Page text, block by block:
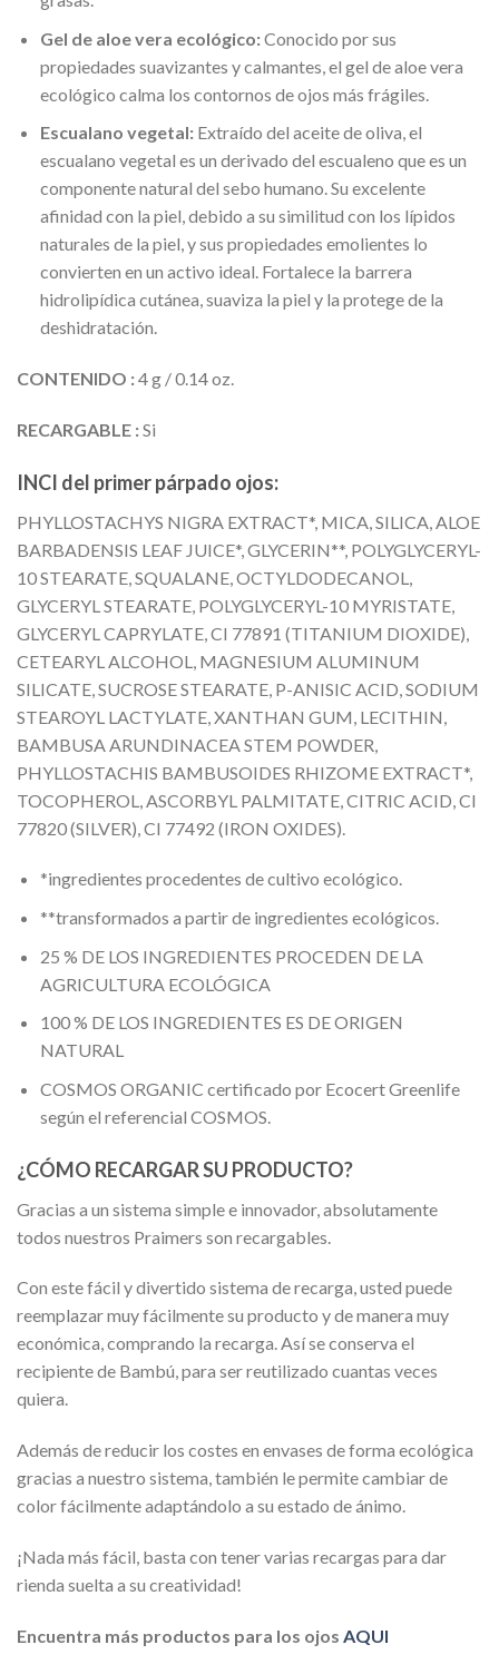
Gel de aloe vera ecológico:Conocido por sus
propiedades suavizantes y calmantes, el gel de aloe vera
ecológico calma los contornos de ojos más frágiles.
Escualano vegetal:Extraído del aceite de oliva, el
escualano vegetal es un derivado del escualeno que es un
componente natural del sebo humano. Su excelente
afinidad con la piel, debido a su similitud con los lípidos
naturales de la piel, y sus propiedades emolientes lo
convierten en un activo ideal. Fortalece la barrera
hidrolipídica cutánea, suaviza la piel y la protege de la
deshidratación.
CONTENIDO :4 g / 0.14 oz.
RECARGABLE :Si
INCI del primer párpado ojos:
PHYLLOSTACHYS NIGRA EXTRACT*, MICA, SILICA, ALOE
BARBADENSIS LEAF JUICE*, GLYCERIN**, POLYGLYCERYL-
10 STEARATE, SQUALANE, OCTYLDODECANOL,
GLYCERYL STEARATE, POLYGLYCERYL-10 MYRISTATE,
GLYCERYL CAPRYLATE, CI 77891 (TITANIUM DIOXIDE),
CETEARYL ALCOHOL, MAGNESIUM ALUMINUM
SILICATE, SUCROSE STEARATE, P-ANISIC ACID, SODIUM
STEAROYL LACTYLATE, XANTHAN GUM, LECITHIN,
BAMBUSA ARUNDINACEA STEM POWDER,
PHYLLOSTACHIS BAMBUSOIDES RHIZOME EXTRACT*,
TOCOPHEROL, ASCORBYL PALMITATE, CITRIC ACID, CI
77820 (SILVER), CI 77492 (IRON OXIDES).
*ingredientes procedentes de cultivo ecológico.
**transformados a partir de ingredientes ecológicos.
25 % DE LOS INGREDIENTES PROCEDEN DE LA
AGRICULTURA ECOLÓGICA
100 % DE LOS INGREDIENTES ES DE ORIGEN
NATURAL
COSMOS ORGANIC certificado por Ecocert Greenlife
según el referencial COSMOS.
¿CÓMO RECARGAR SU PRODUCTO?
Gracias a un sistema simple e innovador, absolutamente
todos nuestros Praimers son recargables.
Con este fácil y divertido sistema de recarga, usted puede
reemplazar muy fácilmente su producto y de manera muy
económica, comprando la recarga. Así se conserva el
recipiente de Bambú, para ser reutilizado cuantas veces
quiera.
Además de reducir los costes en envases de forma ecológica
gracias a nuestro sistema, también le permite cambiar de
color fácilmente adaptándolo a su estado de ánimo.
¡Nada más fácil, basta con tener varias recargas para dar
rienda suelta a su creatividad!
Encuentra más productos para los ojos AQUI